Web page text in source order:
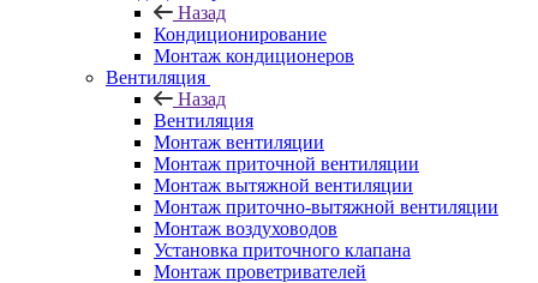
Назад
Кондиционирование
Монтаж кондиционеров
Вентиляция
Назад
Вентиляция
Монтаж вентиляции
Монтаж приточной вентиляции
Монтаж вытяжной вентиляции
Монтаж приточно-вытяжной вентиляции
Монтаж воздуховодов
Установка приточного клапана
Монтаж проветривателей